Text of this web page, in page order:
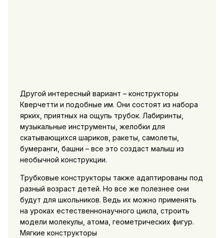
Другой интересный вариант – конструкторы
Кверчетти и подобные им. Они состоят из набора
ярких, приятных на ощупь трубок. Лабиринты,
музыкальные инструменты, желобки для
скатывающихся шариков, ракеты, самолеты,
бумеранги, башни – все это создаст малыш из
необычной конструкции.
Трубковые конструкторы также адаптированы под
разный возраст детей. Но все же полезнее они
будут для школьников. Ведь их можно применять
на уроках естественнонаучного цикла, строить
модели молекулы, атома, геометрических фигур.
Мягкие конструкторы